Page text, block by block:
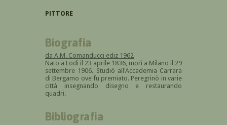
PITTORE
Biografia
da A.M. Comanducci ediz 1962
Nato a Lodi il 23 aprile 1836, morì a Milano il 29
settembre 1906. Studiò all'Accademia Carrara
di Bergamo ove fu premiato. Peregrinò in varie
città insegnando disegno e restaurando
quadri.
Bibliografia